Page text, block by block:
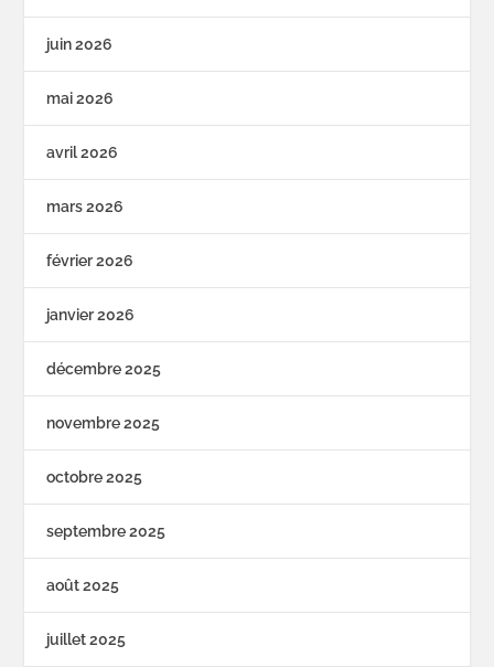
juin 2026
mai 2026
avril 2026
mars 2026
février 2026
janvier 2026
décembre 2025
novembre 2025
octobre 2025
septembre 2025
août 2025
juillet 2025